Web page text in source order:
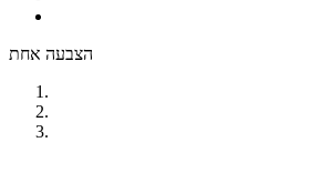
הצבעה אחת